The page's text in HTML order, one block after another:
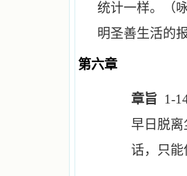
统计一样。（
明圣善生活的
第六章
章旨 1-
早日脱
话，只